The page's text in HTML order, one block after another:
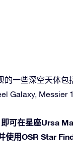
一些深空天体包
Galaxy, Messier
可在星座Ursa
使用OSR Star